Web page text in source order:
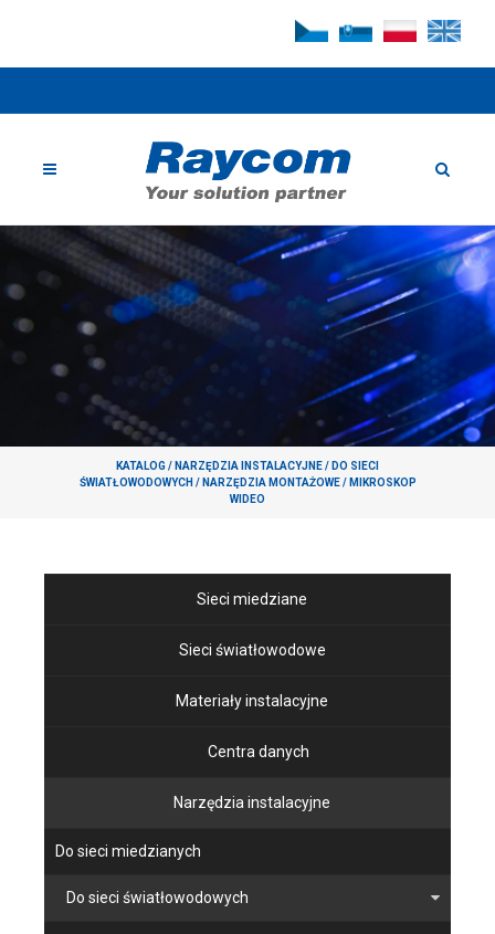
KATALOG/ NARZĘDZIA INSTALACYJNE/ DO SIECI
ŚWIATŁOWODOWYCH / NARZĘDZIA MONTAŻOWE / MIKROSKOP
WIDEO
Sieci miedziane
Sieci światłowodowe
Materiały instalacyjne
Centra danych
Narzędzia instalacyjne
Do sieci miedzianych
Do sieci światłowodowych